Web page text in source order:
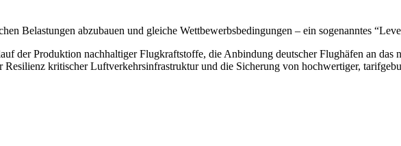
Belastungen abzubauen und gleiche Wettbewerbsbedingungen – ein sogenanntes
der Produktion nachhaltiger Flugkraftstoffe, die Anbindung deutscher Flughäfen an das
kritischer Luftverkehrsinfrastruktur und die Sicherung von hochwertiger,